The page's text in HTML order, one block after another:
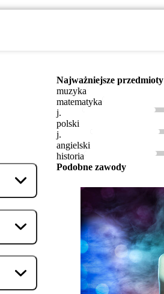
Najważniejsze przedmioty
muzyka
matematyka
j.
polski
j.
angielski
historia
Podobne zawody